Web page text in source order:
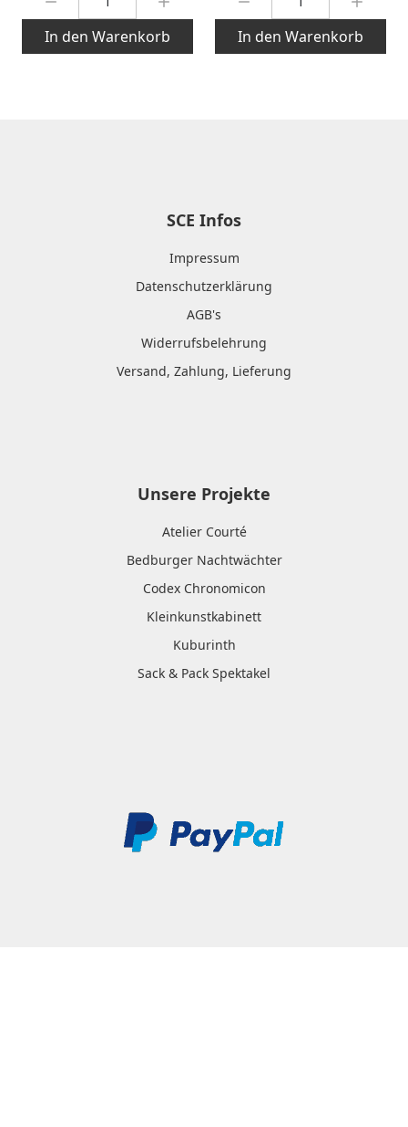
In den Warenkorb In den Warenkorb
SCE Infos
Impressum
Datenschutzerklärung
AGB's
Widerrufsbelehrung
Versand, Zahlung, Lieferung
Unsere Projekte
Atelier Courté
Bedburger Nachtwächter
Codex Chronomicon
Kleinkunstkabinett
Kuburinth
Sack & Pack Spektakel